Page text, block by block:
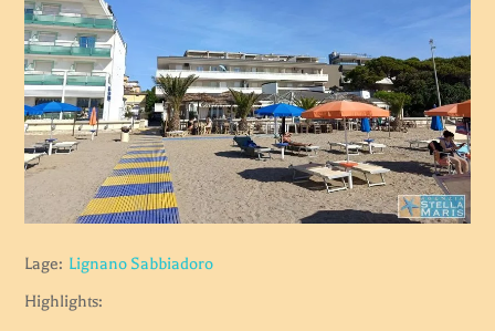
Lage: Lignano Sabbiadoro
Highlights: